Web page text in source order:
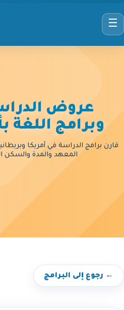
☰
عروض
وبرامج
قارن برامج الدراسة في أمريكا
المعهد والمدة والسكن
← رجوع إلى البرامج